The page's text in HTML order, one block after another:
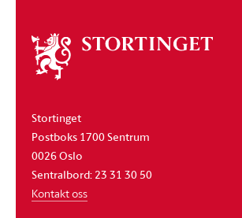
Om
stortinget
Stortinget
Postboks 1700 Sentrum
0026 Oslo
Sentralbord: 23 31 30 50
Kontakt oss